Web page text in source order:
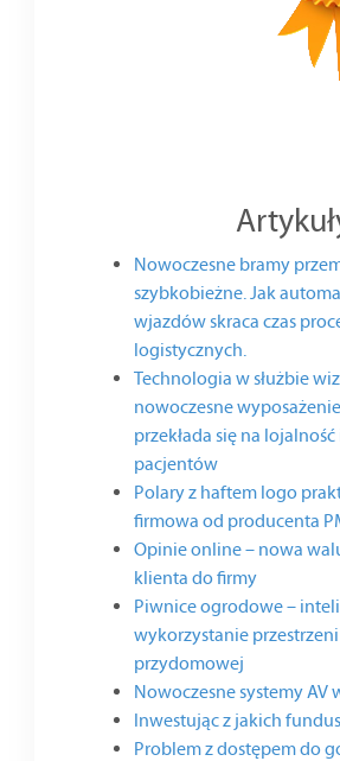
Nowoczesne bramy
szybkobieżne. Jak
wjazdów skraca czas
logistycznych.
Technologia w służbie
nowoczesne
przekłada się na
pacjentów
Polary z haftem logo
firmowa od producenta
Opinie online – nowa
klienta do firmy
Piwnice ogrodowe –
wykorzystanie przestrzeni
przydomowej
Nowoczesne systemy AV
Inwestując z jakich
Problem z dostępem do